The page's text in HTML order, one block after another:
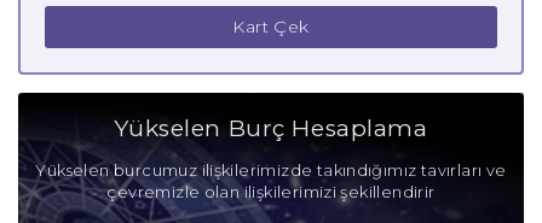
Boğa Burcu Zayıf Yanları
Anne Boğa Burcu
Baba Boğa Burcu
Kart Çek
Yükselen Burç Hesaplama
Yükselen burcumuz ilişkilerimizde takındığımız tavırları ve
çevremizle olan ilişkilerimizi şekillendirir